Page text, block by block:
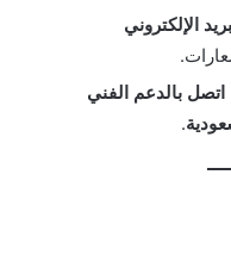
الإلكتروني
اتصل بالدعم الفني
.